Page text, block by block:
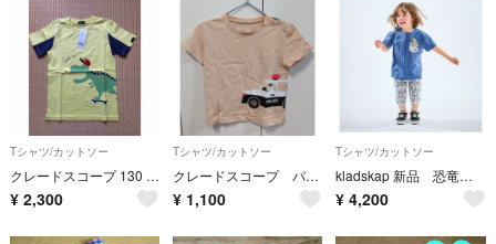
Tシャツ/カットソー
クレードスコープ 130 Tシャツ
¥ 2,300
Tシャツ/カットソー
クレードスコープ パトカー クマ Tシャツ
¥ 1,100
Tシャツ/カットソー
kladskap 新品 恐竜半袖Tシャツセットアップ 120
¥ 4,200